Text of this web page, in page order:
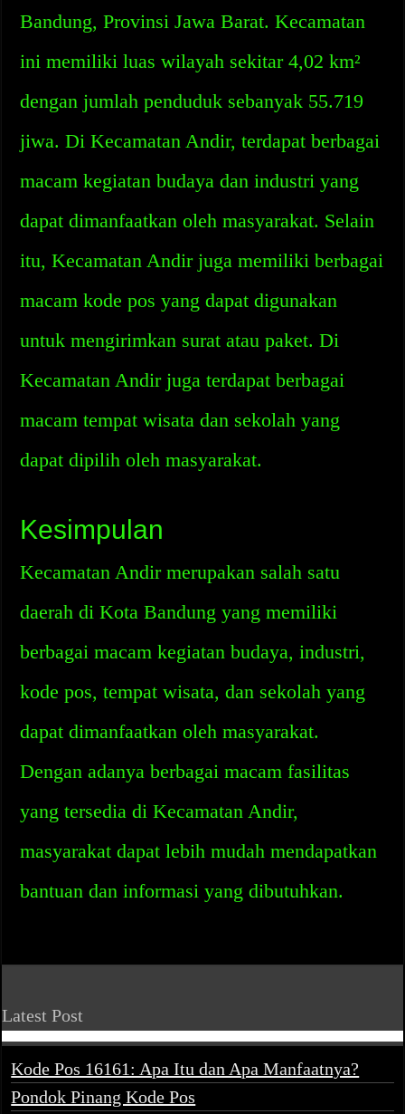
Bandung, Provinsi Jawa Barat. Kecamatan
ini memiliki luas wilayah sekitar 4,02 km²
dengan jumlah penduduk sebanyak 55.719
jiwa. Di Kecamatan Andir, terdapat berbagai
macam kegiatan budaya dan industri yang
dapat dimanfaatkan oleh masyarakat. Selain
itu, Kecamatan Andir juga memiliki berbagai
macam kode pos yang dapat digunakan
untuk mengirimkan surat atau paket. Di
Kecamatan Andir juga terdapat berbagai
macam tempat wisata dan sekolah yang
dapat dipilih oleh masyarakat.
Kesimpulan
Kecamatan Andir merupakan salah satu
daerah di Kota Bandung yang memiliki
berbagai macam kegiatan budaya, industri,
kode pos, tempat wisata, dan sekolah yang
dapat dimanfaatkan oleh masyarakat.
Dengan adanya berbagai macam fasilitas
yang tersedia di Kecamatan Andir,
masyarakat dapat lebih mudah mendapatkan
bantuan dan informasi yang dibutuhkan.
Latest Post
Kode Pos 16161: Apa Itu dan Apa Manfaatnya?
Pondok Pinang Kode Pos